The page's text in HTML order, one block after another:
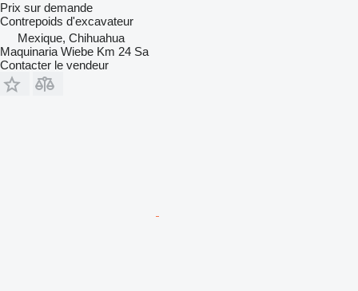
Prix sur demande
Contrepoids d'excavateur
Mexique, Chihuahua
Maquinaria Wiebe Km 24 Sa
Contacter le vendeur